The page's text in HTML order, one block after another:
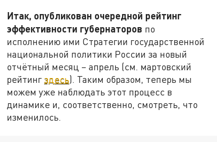
Итак, опубликован очередной рейтинг
эффективности губернаторов по
исполнению ими Стратегии государственной
национальной политики России за новый
отчётный месяц – апрель (см. мартовский
рейтингздесь). Таким образом, теперь мы
можем уже наблюдать этот процесс в
динамике и, соответственно, смотреть, что
изменилось.